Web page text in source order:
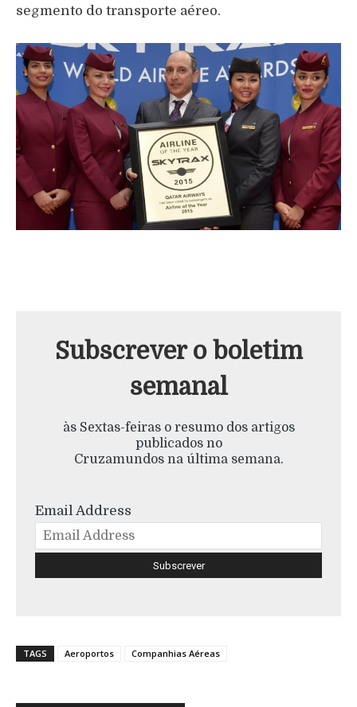
segmento do transporte aéreo.
Subscrever o boletim
semanal
às Sextas-feiras o resumo dos artigos
publicados no
Cruzamundos na última semana.
Email Address
TAGS Aeroportos Companhias Aéreas